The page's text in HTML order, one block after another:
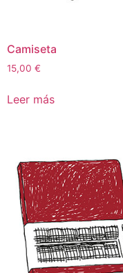
Camiseta
15,00 €
Leer más